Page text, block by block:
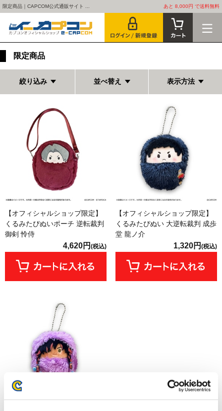
限定商品｜CAPCOM公式通販サイト ... あと 8,000円 で送料無料
限定商品
絞り込み 並べ替え 表示方法
【オフィシャルショップ限定】
くるみたぴぬいポーチ 逆転裁判
御剣 怜侍
4,620円 (税込)
【オフィシャルショップ限定】
くるみたぴぬい 大逆転裁判 成歩
堂 龍ノ介
1,320円 (税込)